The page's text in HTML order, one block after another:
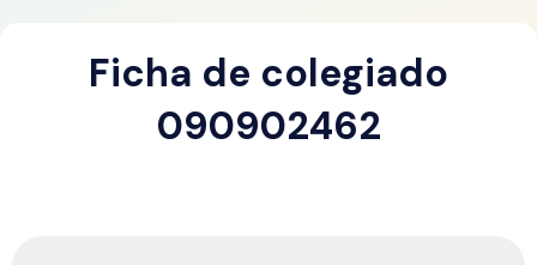
Ficha de colegiado
090902462